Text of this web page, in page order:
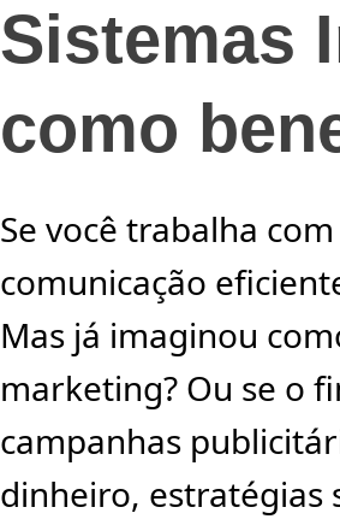
Sistemas
como
Se você trabalha
comunicação
Mas já imaginou
marketing? Ou se o
campanhas
dinheiro, estratégias